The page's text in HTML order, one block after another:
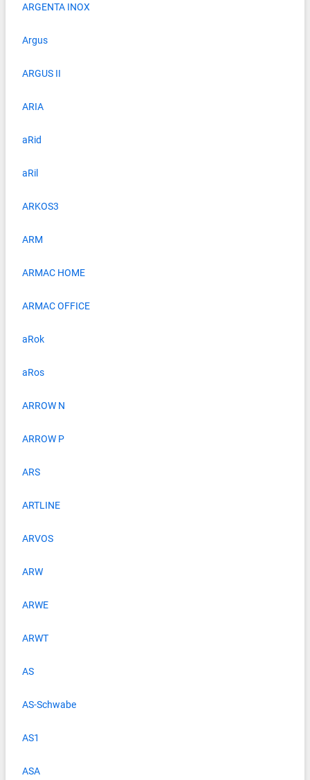
ARGENTA INOX
Argus
ARGUS II
ARIA
aRid
aRil
ARKOS3
ARM
ARMAC HOME
ARMAC OFFICE
aRok
aRos
ARROW N
ARROW P
ARS
ARTLINE
ARVOS
ARW
ARWE
ARWT
AS
AS-Schwabe
AS1
ASA